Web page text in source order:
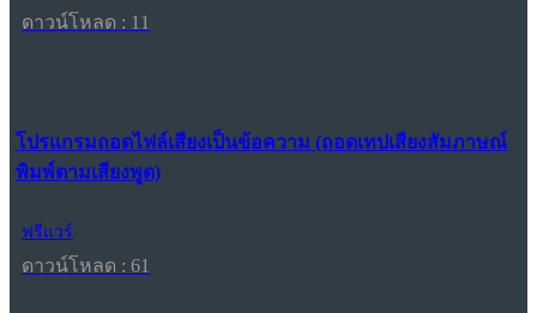
ดาวน์โหลด : 11
โปรแกรมถอดไฟล์เสียงเป็นข้อความ (ถอดเทปเสียงสัมภาษณ์
พิมพ์ตามเสียงพูด)
ฟรีแวร์
ดาวน์โหลด : 61